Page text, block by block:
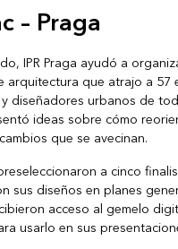
– Praga
IPR Praga ayudó a
arquitectura que atrajo a 57
diseñadores urbanos de
ideas sobre cómo
que se avecinan.
a cinco
sus diseños en planes
acceso al gemelo
usarlo en sus